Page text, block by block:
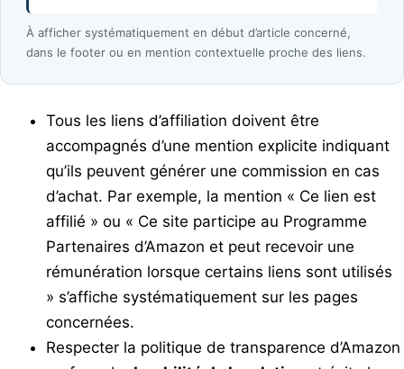
À afficher systématiquement en début d’article concerné,
dans le footer ou en mention contextuelle proche des liens.
Tous les liens d’affiliation doivent être
accompagnés d’une mention explicite indiquant
qu’ils peuvent générer une commission en cas
d’achat. Par exemple, la mention « Ce lien est
affilié » ou « Ce site participe au Programme
Partenaires d’Amazon et peut recevoir une
rémunération lorsque certains liens sont utilisés
» s’affiche systématiquement sur les pages
concernées.
Respecter la politique de transparence d’Amazon